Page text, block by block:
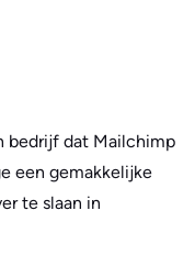
bedrijf dat Mailchimp
een gemakkelijke
te slaan in